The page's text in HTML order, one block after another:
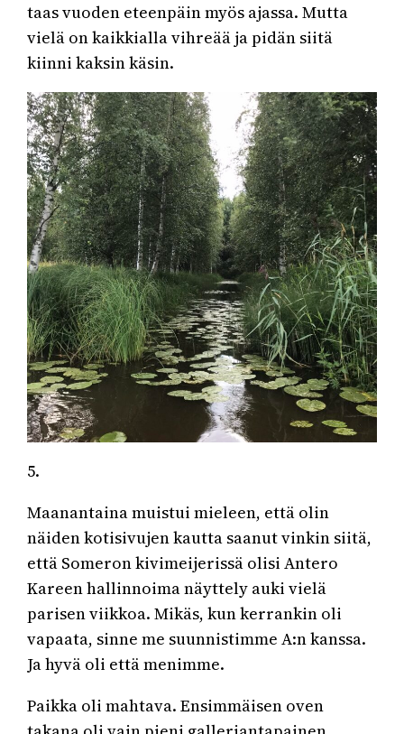
taas vuoden eteenpäin myös ajassa. Mutta
vielä on kaikkialla vihreää ja pidän siitä
kiinni kaksin käsin.
5.
Maanantaina muistui mieleen, että olin
näiden kotisivujen kautta saanut vinkin siitä,
että Someron kivimeijerissä olisi Antero
Kareen hallinnoima näyttely auki vielä
parisen viikkoa. Mikäs, kun kerrankin oli
vapaata, sinne me suunnistimme A:n kanssa.
Ja hyvä oli että menimme.
Paikka oli mahtava. Ensimmäisen oven